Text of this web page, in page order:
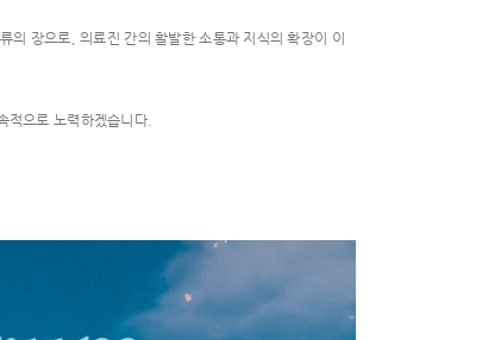
의 장으로, 의료진 간의 활발한 소통과 지식의 확장이 이
적으로 노력하겠습니다.